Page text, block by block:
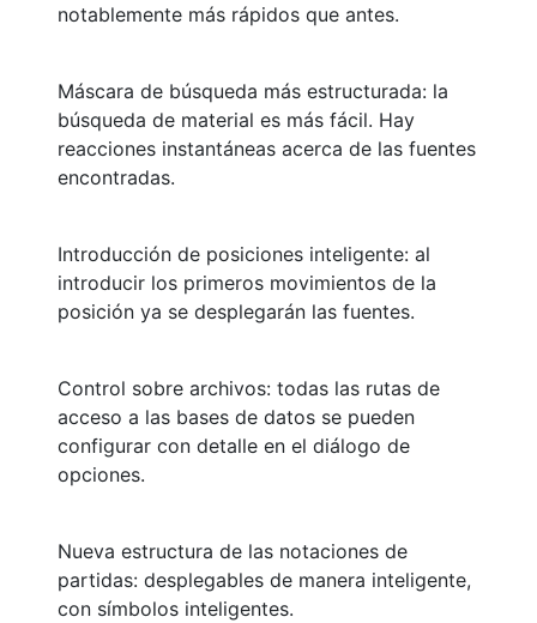
notablemente más rápidos que antes.
Máscara de búsqueda más estructurada: la
búsqueda de material es más fácil. Hay
reacciones instantáneas acerca de las fuentes
encontradas.
Introducción de posiciones inteligente: al
introducir los primeros movimientos de la
posición ya se desplegarán las fuentes.
Control sobre archivos: todas las rutas de
acceso a las bases de datos se pueden
configurar con detalle en el diálogo de
opciones.
Nueva estructura de las notaciones de
partidas: desplegables de manera inteligente,
con símbolos inteligentes.